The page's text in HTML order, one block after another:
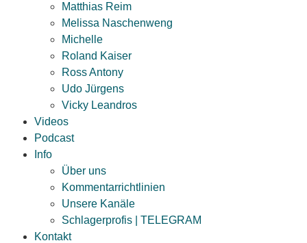
Matthias Reim
Melissa Naschenweng
Michelle
Roland Kaiser
Ross Antony
Udo Jürgens
Vicky Leandros
Videos
Podcast
Info
Über uns
Kommentarrichtlinien
Unsere Kanäle
Schlagerprofis | TELEGRAM
Kontakt